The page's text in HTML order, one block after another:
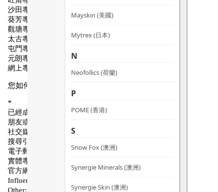
Mayskin (美國)
Mytrex (日本)
N
Neofollics (荷蘭)
P
POME (香港)
S
Snow Fox (澳洲)
Synergie Minerals (澳洲)
Synergie Skin (澳洲)